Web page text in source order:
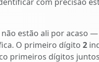
não estão ali por acaso
O primeiro dígito 2
primeiros dígitos